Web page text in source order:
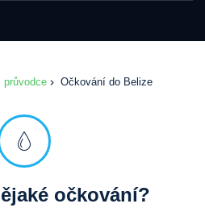
průvodce Očkování do Belize
očkování?